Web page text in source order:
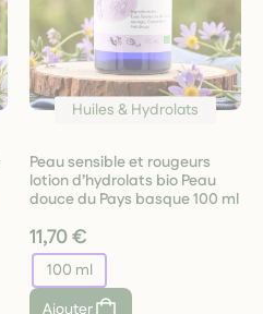
Huiles & Hydrolats
Peau sensible et rougeurs
lotion d’hydrolats bio Peau
douce du Pays basque 100 ml
11,70 €
100 ml
Ajouter